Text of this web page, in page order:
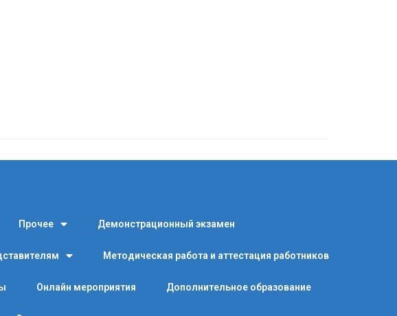
Прочее Демонстрационный экзамен
Методическая работа и аттестация работников
Онлайн мероприятия Дополнительное образование